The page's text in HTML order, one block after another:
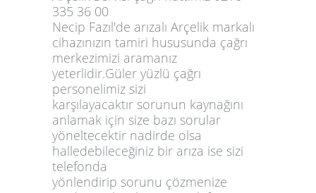
335 36 00
Necip Fazıl'de arızalı Arçelik markalı
cihazınızın tamiri hususunda çağrı
merkezimizi aramanız
yeterlidir.Güler yüzlü çağrı
personelimiz sizi
karşılayacaktır sorunun kaynağını
anlamak için size bazı sorular
yöneltecektir nadirde olsa
halledebileceğiniz bir arıza ise sizi
telefonda
yönlendirip sorunu çözmenize